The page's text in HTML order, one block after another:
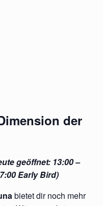
der
geöffnet: 13:00 –
Early Bird)
bietet dir noch mehr